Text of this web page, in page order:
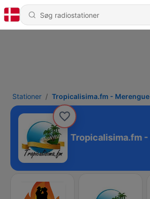
Stationer Tropicalisima.fm - Merengue